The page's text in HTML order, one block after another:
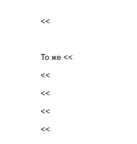
<<
To же <<
<<
<<
<<
<<